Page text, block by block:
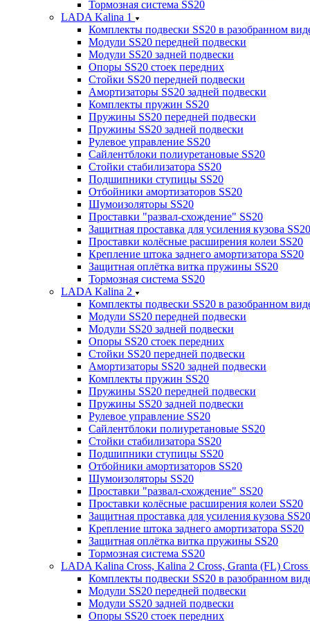
Тормозная система SS20
LADA Kalina 1
Комплекты подвески SS20 в разобранном
Модули SS20 передней подвески
Модули SS20 задней подвески
Опоры SS20 стоек передних
Стойки SS20 передней подвески
Амортизаторы SS20 задней подвески
Комплекты пружин SS20
Пружины SS20 передней подвески
Пружины SS20 задней подвески
Рулевое управление SS20
Сайлентблоки полиуретановые SS20
Стойки стабилизатора SS20
Подшипники ступицы SS20
Отбойники амортизаторов SS20
Шумоизоляторы SS20
Проставки "развал-схождение" SS20
Защитная проставка для усиления кузова SS20
Проставки колёсные расширения колеи SS20
Крепление штока заднего амортизатора SS20
Защитная оплётка витка пружины SS20
Тормозная система SS20
LADA Kalina 2
Комплекты подвески SS20 в разобранном
Модули SS20 передней подвески
Модули SS20 задней подвески
Опоры SS20 стоек передних
Стойки SS20 передней подвески
Амортизаторы SS20 задней подвески
Комплекты пружин SS20
Пружины SS20 передней подвески
Пружины SS20 задней подвески
Рулевое управление SS20
Сайлентблоки полиуретановые SS20
Стойки стабилизатора SS20
Подшипники ступицы SS20
Отбойники амортизаторов SS20
Шумоизоляторы SS20
Проставки "развал-схождение" SS20
Проставки колёсные расширения колеи SS20
Защитная проставка для усиления кузова SS20
Крепление штока заднего амортизатора SS20
Защитная оплётка витка пружины SS20
Тормозная система SS20
LADA Kalina Cross, Kalina 2 Cross, Granta (FL) Cross
Комплекты подвески SS20 в разобранном
Модули SS20 передней подвески
Модули SS20 задней подвески
Опоры SS20 стоек передних